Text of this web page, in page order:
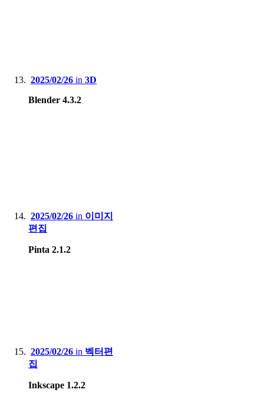
2025/02/26 in 3D
Blender 4.3.2
2025/02/26 in 이미지
편집
Pinta 2.1.2
2025/02/26 in 벡터편
집
Inkscape 1.2.2